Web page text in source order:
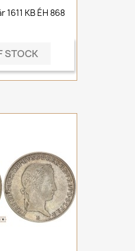
1611 KB ÉH 868
STOCK